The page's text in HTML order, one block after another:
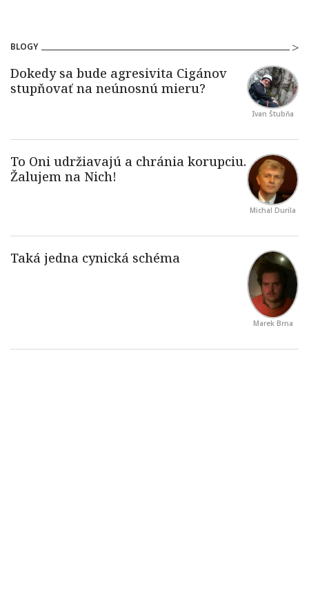
BLOGY
Ivan Štubňa
Michal Durila
Marek Brna